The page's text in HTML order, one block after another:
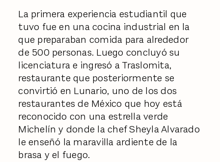
La primera experiencia estudiantil que
tuvo fue en una cocina industrial en la
que preparaban comida para alrededor
de 500 personas. Luego concluyó su
licenciatura e ingresó a Traslomita,
restaurante que posteriormente se
convirtió en Lunario, uno de los dos
restaurantes de México que hoy está
reconocido con una estrella verde
Michelín y donde la chef Sheyla Alvarado
le enseñó la maravilla ardiente de la
brasa y el fuego.